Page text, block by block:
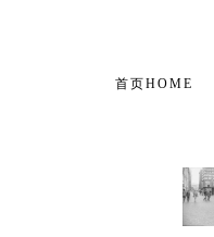
首页HOME